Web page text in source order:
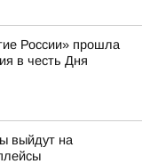
России» прошла
в честь Дня
выйдут на